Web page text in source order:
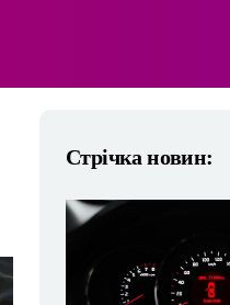
Стрічка новин: